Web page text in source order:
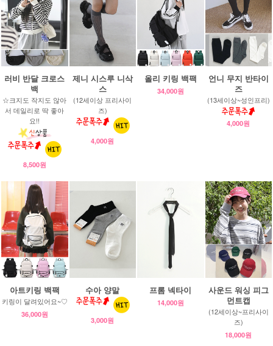
러비 반달 크로스
백
☆크지도 작지도 않아
서 데일리로 딱 좋아
요!!
8,500원
제니 시스루 니삭
스
(12세이상 프리사이
즈)
4,000원
올리 키링 백팩
34,000원
언니 무지 반타이
즈
(13세이상~성인프리)
4,000원
아트키링 백팩
키링이 달려있어요~♡
36,000원
수아 양말
3,000원
프롬 넥타이
14,000원
사운드 워싱 피그
먼트캡
(12세이상~프리사이
즈)
18,000원